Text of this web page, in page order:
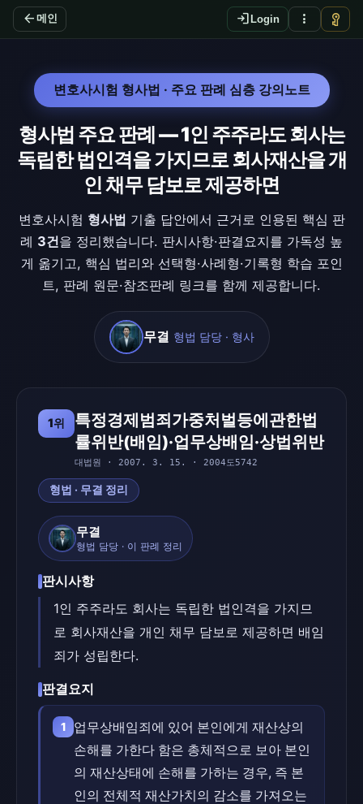
arrow_back 메인 login Login more_vert vpn_key
변호사시험 형사법 · 주요 판례 심층 강의노트
형사법 주요 판례 — 1인 주주라도 회사는
독립한 법인격을 가지므로 회사재산을 개
인 채무 담보로 제공하면
변호사시험 형사법 기출 답안에서 근거로 인용된 핵심 판
례 3건을 정리했습니다. 판시사항·판결요지를 가독성 높
게 옮기고, 핵심 법리와 선택형·사례형·기록형 학습 포인
트, 판례 원문·참조판례 링크를 함께 제공합니다.
무결 형법 담당 · 형사
1위
특정경제범죄가중처벌등에관한법
률위반(배임)·업무상배임·상법위반
대법원 · 2007. 3. 15. · 2004도5742
형법 · 무결 정리
무결
형법 담당 · 이 판례 정리
판시사항
1인 주주라도 회사는 독립한 법인격을 가지므
로 회사재산을 개인 채무 담보로 제공하면 배임
죄가 성립한다.
판결요지
1
업무상배임죄에 있어 본인에게 재산상의
손해를 가한다 함은 총체적으로 보아 본인
의 재산상태에 손해를 가하는 경우, 즉 본
인의 전체적 재산가치의 감소를 가져오는